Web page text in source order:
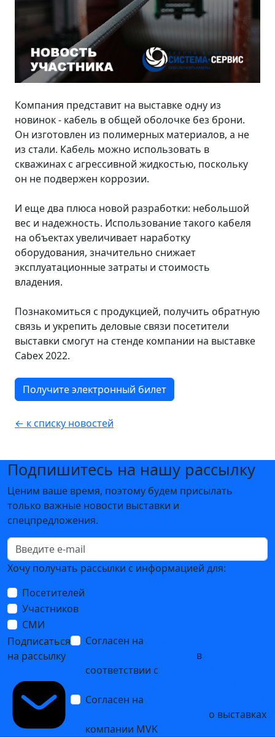
Компания представит на выставке одну из
новинок - кабель в общей оболочке без брони.
Он изготовлен из полимерных материалов, а не
из стали. Кабель можно использовать в
скважинах с агрессивной жидкостью, поскольку
он не подвержен коррозии.
И еще два плюса новой разработки: небольшой
вес и надежность. Использование такого кабеля
на объектах увеличивает наработку
оборудования, значительно снижает
эксплуатационные затраты и стоимость
владения.
Познакомиться с продукцией, получить обратную
связь и укрепить деловые связи посетители
выставки смогут на стенде компании на выставке
Cabex 2022.
Получите электронный билет
← к списку новостей
Подпишитесь на нашу рассылку
Ценим ваше время, поэтому будем присылать
только важные новости выставки и
спецпредложения.
Хочу получать рассылки с информацией для:
Посетителей
Участников
СМИ
Подписаться
на рассылку
Согласен на
в
соответствии с
Согласен на
о выставках
компании MVK